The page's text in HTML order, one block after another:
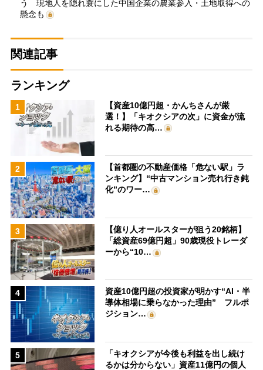
う 現地人を隠れ蓑にした中国企業の農業参入・土地取得への
懸念も
関連記事
ランキング
1
【資産10億円超・かんちさんが厳
選！】「キオクシアの次」に資金が流
れる期待の高…
2
【首都圏の不動産価格「危ない駅」ラ
ンキング】“中古マンション売れ行き鈍
化”のワー…
3
【億り人オールスターが狙う20銘柄】
「総資産69億円超」90歳現役トレーダ
ーから“10…
4
資産10億円超の投資家が明かす“AI・半
導体相場に乗らなかった理由” フルポ
ジション…
5
「キオクシアが今後も利益を出し続け
るかは分からない」資産11億円の個人